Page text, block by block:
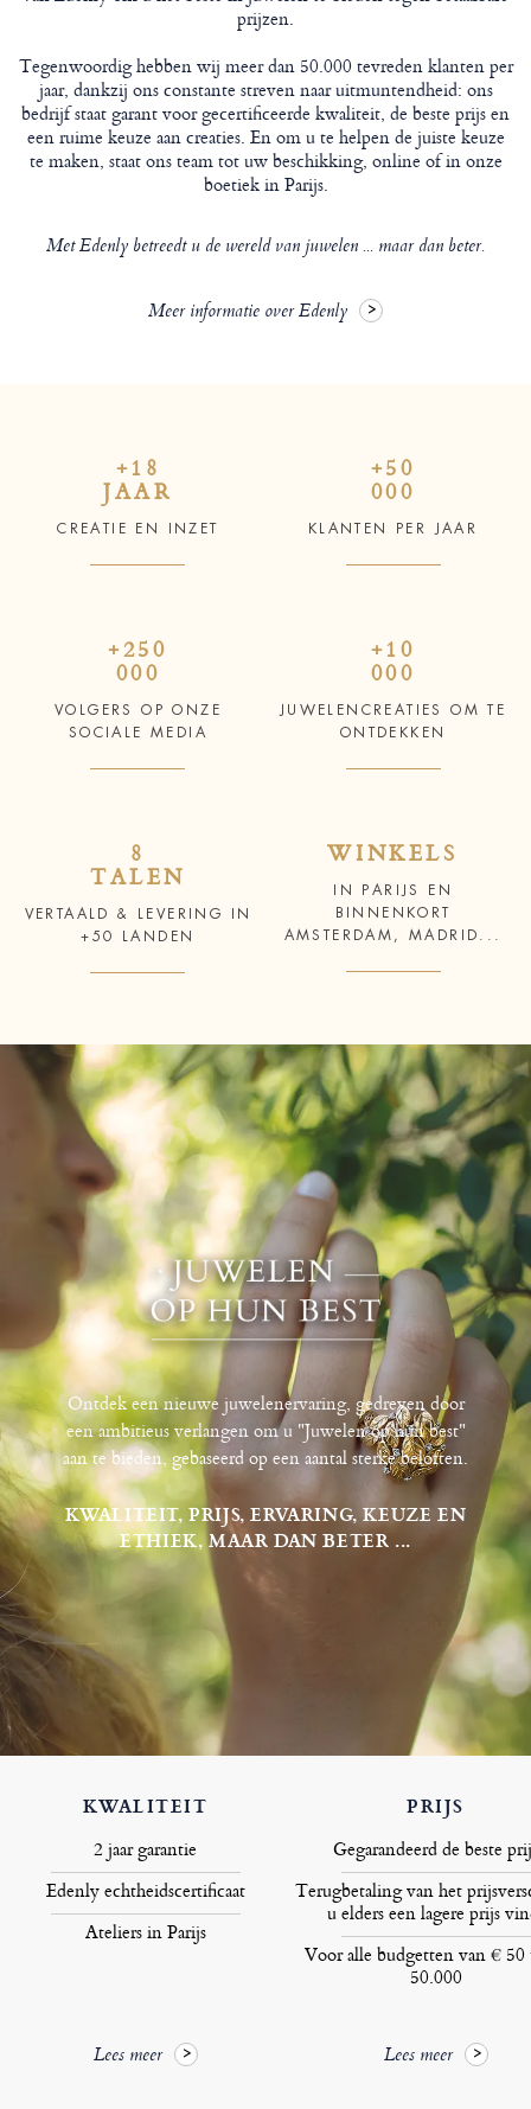
prijzen.
Tegenwoordig hebben wij meer dan 50.000 tevreden klanten per
jaar, dankzij ons constante streven naar uitmuntendheid: ons
bedrijf staat garant voor gecertificeerde kwaliteit, de beste prijs en
een ruime keuze aan creaties. En om u te helpen de juiste keuze
te maken, staat ons team tot uw beschikking, online of in onze
boetiek in Parijs.
Met Edenly betreedt u de wereld van juwelen ... maar dan beter.
Meer informatie over Edenly
+18
JAAR
CREATIE EN INZET
+50
000
KLANTEN PER JAAR
+250
000
VOLGERS OP ONZE
SOCIALE MEDIA
+10
000
JUWELENCREATIES OM TE
ONTDEKKEN
8
TALEN
VERTAALD & LEVERING IN
+50 LANDEN
WINKELS
IN PARIJS EN
BINNENKORT
AMSTERDAM, MADRID...
Ontdek een nieuwe juwelenervaring, gedreven door
een ambitieus verlangen om u "Juwelen op hun best"
aan te bieden, gebaseerd op een aantal sterke beloften.
KWALITEIT, PRIJS, ERVARING, KEUZE EN
ETHIEK, MAAR DAN BETER ...
KWALITEIT
2 jaar garantie
Edenly echtheidscertificaat
Ateliers in Parijs
Lees meer
PRIJS
Gegarandeerd de beste
Terugbetaling van het
u elders een lagere prijs
Voor alle budgetten van €
50.000
Lees meer